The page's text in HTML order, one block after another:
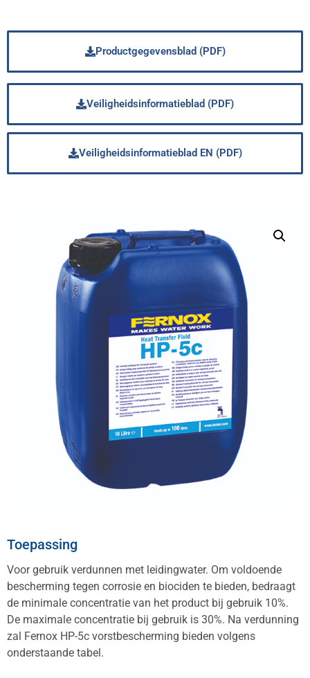
Productgegevensblad (PDF)
Veiligheidsinformatieblad (PDF)
Veiligheidsinformatieblad EN (PDF)
Toepassing
Voor gebruik verdunnen met leidingwater. Om voldoende
bescherming tegen corrosie en biociden te bieden, bedraagt
de minimale concentratie van het product bij gebruik 10%.
De maximale concentratie bij gebruik is 30%. Na verdunning
zal Fernox HP-5c vorstbescherming bieden volgens
onderstaande tabel.